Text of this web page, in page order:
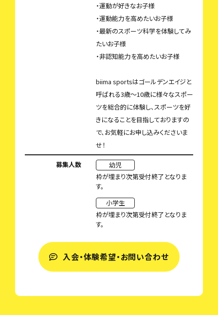
・運動が好きなお子様
・運動能力を高めたいお子様
・最新のスポーツ科学を体験してみ
たいお子様
・非認知能力を高めたいお子様
biima sportsはゴールデンエイジと
呼ばれる3歳〜10歳に様々なスポー
ツを総合的に体験し、スポーツを好
きになることを目指しておりますの
で、お気軽にお申し込みくださいま
せ！
募集人数
幼児
枠が埋まり次第受付終了となりま
す。
小学生
枠が埋まり次第受付終了となりま
す。
入会・体験希望・お問い合わせ